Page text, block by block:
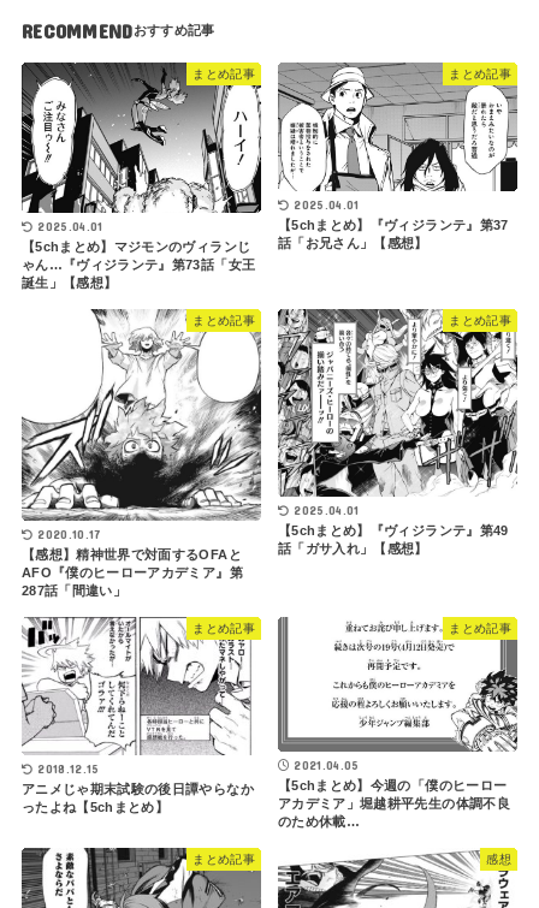
RECOMMEND
まとめ記事
2025.04.01
【5chまとめ】マジモンのヴィランじ
ゃん…『ヴィジランテ』第73話「女王
誕生」【感想】
まとめ記事
2025.04.01
【5chまとめ】『ヴィジランテ』第37
話「お兄さん」【感想】
まとめ記事
2020.10.17
【感想】精神世界で対面するOFAと
AFO『僕のヒーローアカデミア』第
287話「間違い」
まとめ記事
2025.04.01
【5chまとめ】『ヴィジランテ』第49
話「ガサ入れ」【感想】
まとめ記事
2018.12.15
アニメじゃ期末試験の後日譚やらなか
ったよね【5chまとめ】
まとめ記事
2021.04.05
【5chまとめ】今週の「僕のヒーロー
アカデミア」堀越耕平先生の体調不良
のため休載…
まとめ記事 感想